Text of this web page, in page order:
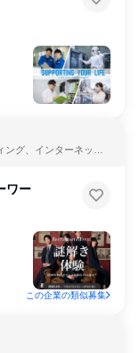
ング、インターネッ
ワー
この企業の類似募集